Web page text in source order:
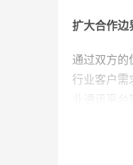
扩大合作边
通过双方的
行业客户需
统。此外
融合，提